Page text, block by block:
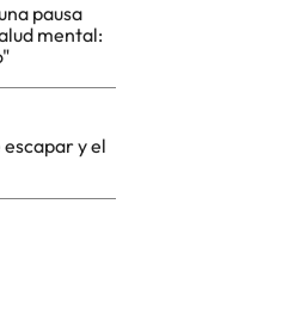
pausa
mental:
y el